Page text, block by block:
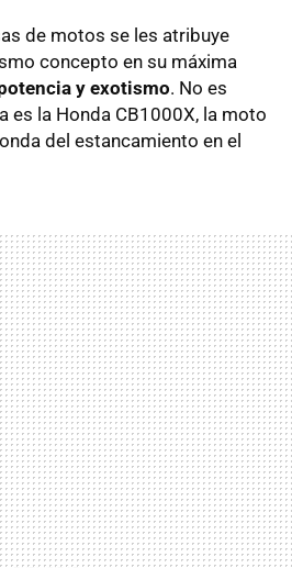
de motos se les atribuye
concepto en su máxima
y exotismo. No es
es la Honda CB1000X, la moto
del estancamiento en el